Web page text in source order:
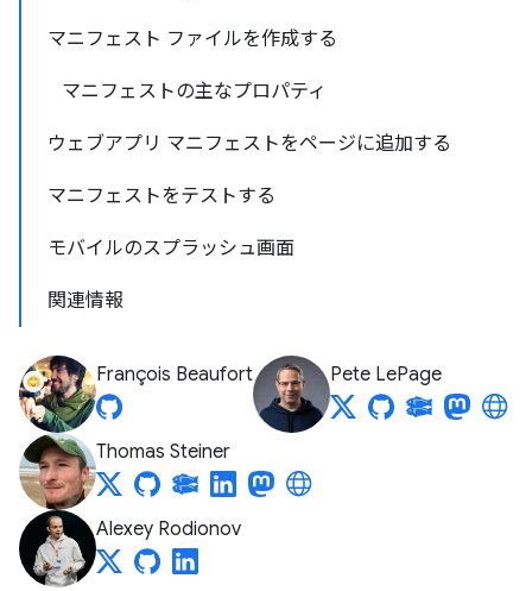
マニフェスト ファイルを作成する
マニフェストの主なプロパティ
ウェブアプリ マニフェストをページに追加する
マニフェストをテストする
モバイルのスプラッシュ画面
関連情報
François Beaufort Pete LePage
Thomas Steiner
Alexey Rodionov